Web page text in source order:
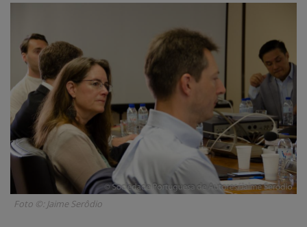
Foto ©: Jaime Serôdio